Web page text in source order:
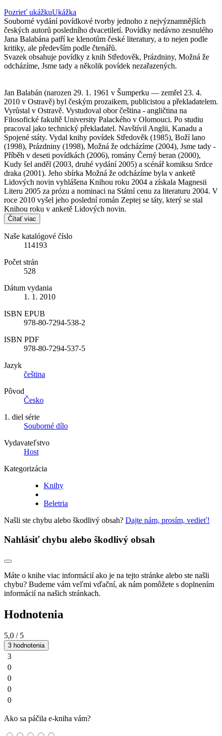
Pozrieť ukážkuUkážka
Souborné vydání povídkové tvorby jednoho z nejvýznamnějších
českých autorů posledního dvacetiletí. Povídky nedávno zesnulého
Jana Balabána patří ke klenotům české literatury, a to nejen podle
kritiky, ale především podle čtenářů.
Svazek obsahuje povídky z knih Středověk, Prázdniny, Možná že
odcházíme, Jsme tady a několik povídek nezařazených.
Jan Balabán (narozen 29. 1. 1961 v Šumperku — zemřel 23. 4.
2010 v Ostravě) byl českým prozaikem, publicistou a překladatelem.
Vyrůstal v Ostravě. Vystudoval obor čeština - angličtina na
Filosofické fakultě University Palackého v Olomouci. Po studiu
pracoval jako technický překladatel. Navštívil Anglii, Kanadu a
Spojené státy. Vydal knihy povídek Středověk (1985), Boží lano
(1998), Prázdniny (1998), Možná že odcházíme (2004), Jsme tady -
Příběh v deseti povídkách (2006), romány Černý beran (2000),
Kudy šel anděl (2003, druhé vydání 2005) a scénář komiksu Srdce
draka (2001). Jeho sbírka Možná že odcházíme byla v anketě
Lidových novin vyhlášena Knihou roku 2004 a získala Magnesii
Literu 2005 za prózu a nominaci na Státní cenu za literaturu 2004. V
roce 2010 vyšel jeho poslední román Zeptej se táty, který se stal
Knihou roku v anketě Lidových novin.
Čítať viac
Naše katalógové číslo
114193
Počet strán
528
Dátum vydania
1. 1. 2010
ISBN EPUB
978-80-7294-538-2
ISBN PDF
978-80-7294-537-5
Jazyk
čeština
Pôvod
Česko
1. diel série
Souborné dílo
Vydavateľstvo
Host
Kategorizácia
Knihy
Beletria
Našli ste chybu alebo škodlivý obsah? Dajte nám, prosím, vedieť!
Nahlásiť chybu alebo škodlivý obsah
Máte o knihe viac informácií ako je na tejto stránke alebo ste našli
chybu? Budeme vám veľmi vďační, ak nám pomôžete s doplnením
informácií na našich stránkach.
Hodnotenia
5,0 / 5
3 hodnotenia
3
0
0
0
0
Ako sa páčila e-kniha vám?